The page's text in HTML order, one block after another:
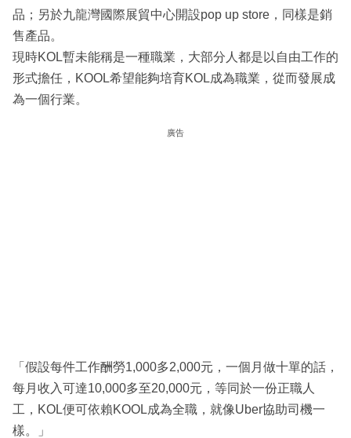
品；另於九龍灣國際展貿中心開設pop up store，同樣是銷
售產品。
現時KOL暫未能稱是一種職業，大部分人都是以自由工作的
形式擔任，KOOL希望能夠培育KOL成為職業，從而發展成
為一個行業。
廣告
「假設每件工作酬勞1,000多2,000元，一個月做十單的話，
每月收入可達10,000多至20,000元，等同於一份正職人
工，KOL便可依賴KOOL成為全職，就像Uber協助司機一
樣。」